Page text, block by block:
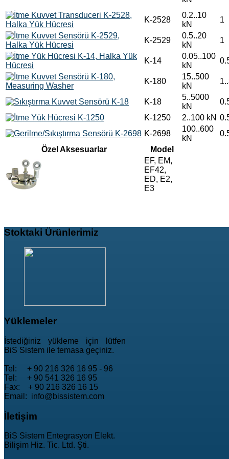
K-2528
0.2..10
kN
1
K-2529
0.5..20
kN
1
K-14
0.05..100
kN
K-180
15..500
kN
K-18
5..5000
kN
K-1250
2..100 kN
K-2698
100..600
kN
Özel Aksesuarlar
Model
EF, EM,
EF42,
ED, E2,
E3
Stoktaki Ürünlerimiz
Yüklemeler
İstediğiniz yükleme için lütfen
BiS Sistem ile temasa geçiniz.
Tel: + 90 216 326 16 95 - 96
Tel: + 90 541 326 16 95
Fax: + 90 216 326 16 15
Email: info@bissistem.com
İletişim
BiS Sistem Entegrasyon Elekt.
Bilişim Hiz. Tic. Ltd. Şti.